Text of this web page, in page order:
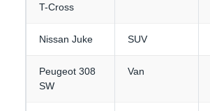
T-Cross
Nissan Juke SUV
Peugeot 308
SW
Van